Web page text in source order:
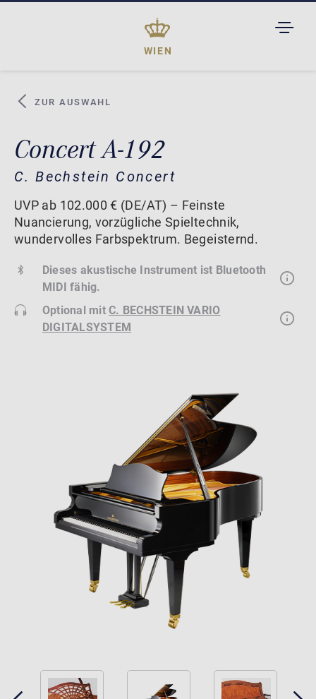
WIEN
ZUR AUSWAHL
Concert A-192
C. Bechstein Concert
UVP ab 102.000 € (DE/AT) – Feinste
Nuancierung, vorzügliche Spieltechnik,
wundervolles Farbspektrum. Begeisternd.
Dieses akustische Instrument ist Bluetooth
MIDI fähig.
Optional mitC. BECHSTEIN VARIO
DIGITALSYSTEM